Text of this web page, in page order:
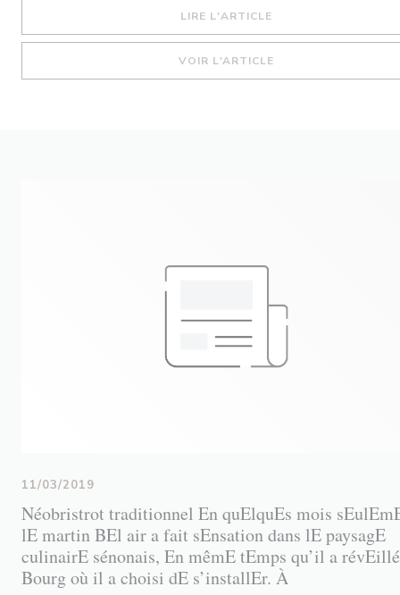
LIRE L'ARTICLE((OUVRE UNE
VOIR L'ARTICLE
Néobristrot traditionnel En quElquEs mois
lE martin BEl air a fait sEnsation dans lE paysagE
culinairE sénonais, En mêmE tEmps qu’il a
Bourg où il a choisi dE s’installEr. À
11/03/2019